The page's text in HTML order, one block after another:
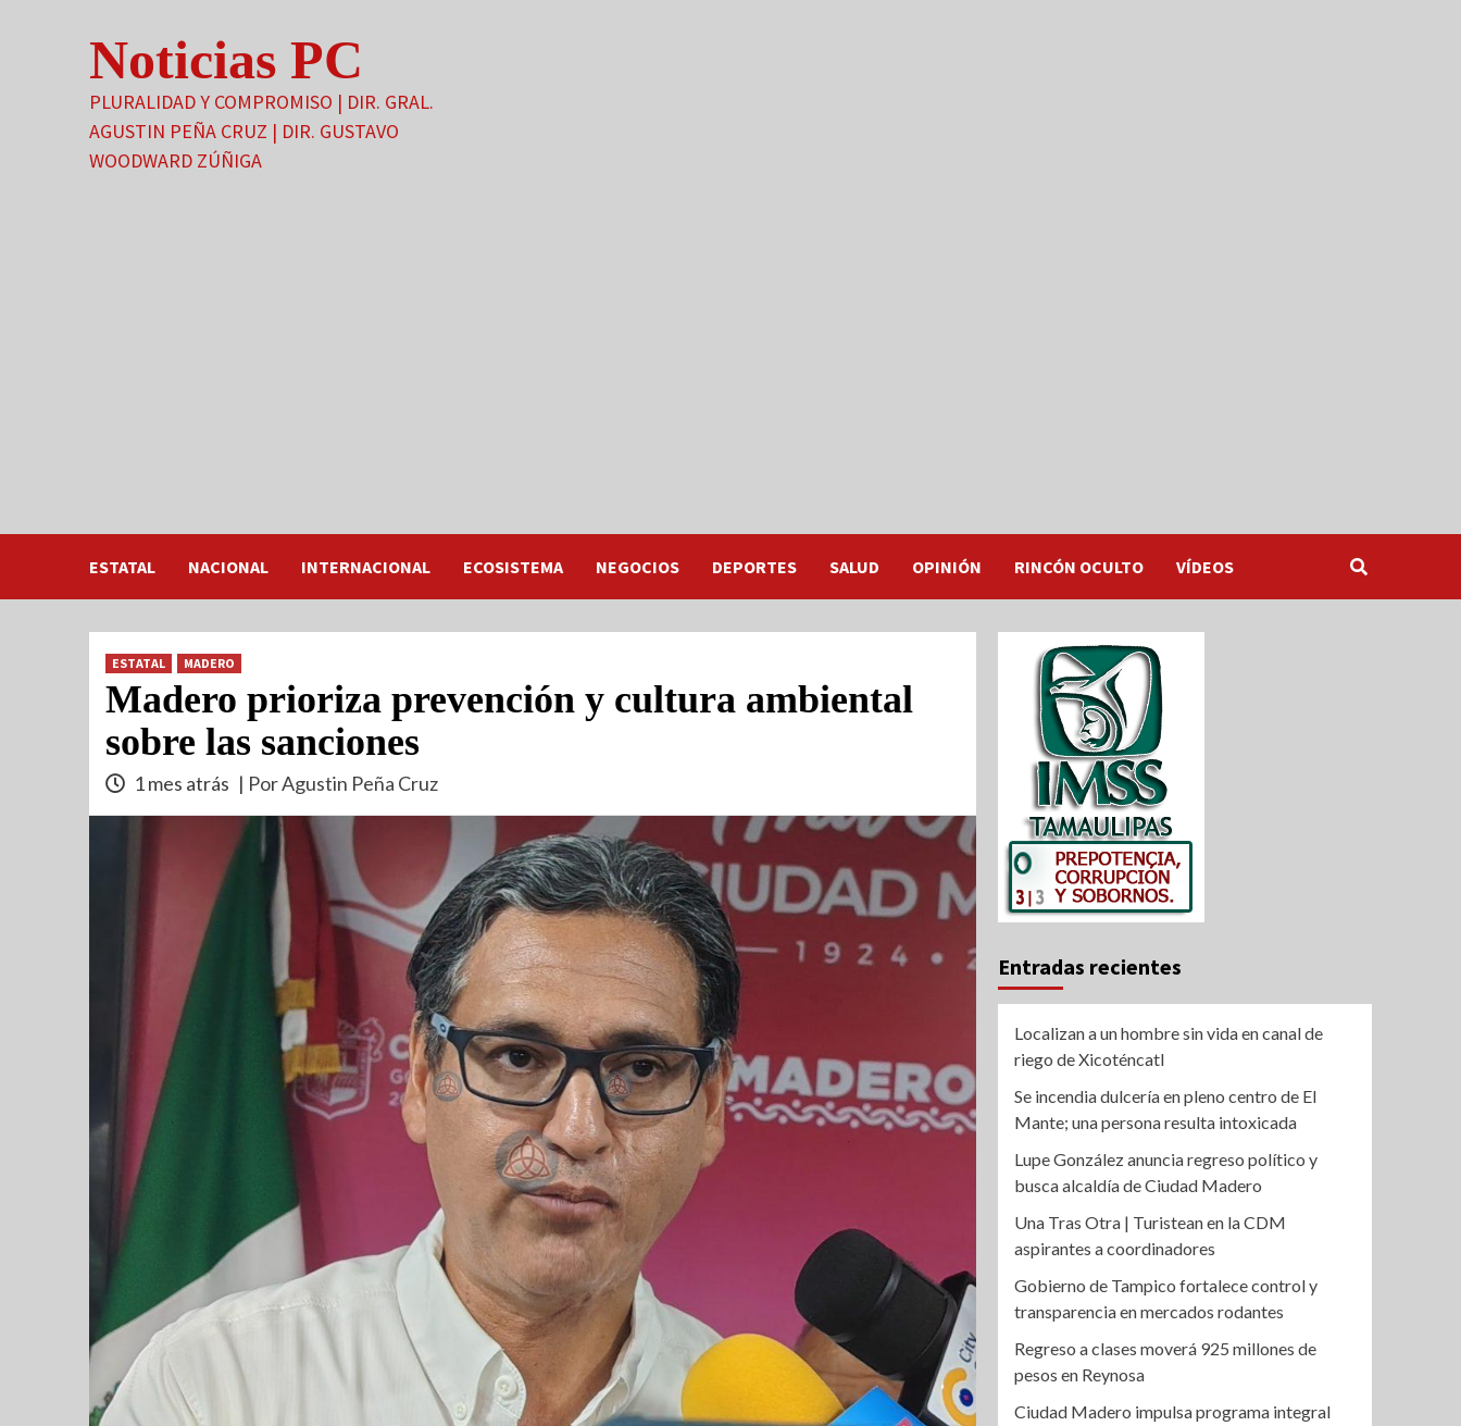
Noticias PC
PLURALIDAD Y COMPROMISO | DIR. GRAL.
AGUSTIN PEÑA CRUZ | DIR. GUSTAVO
WOODWARD ZÚÑIGA
ESTATAL NACIONAL INTERNACIONAL ECOSISTEMA NEGOCIOS DEPORTES SALUD OPINIÓN RINCÓN OCULTO VÍDEOS
ESTATAL MADERO
Madero prioriza prevención y cultura ambiental
sobre las sanciones
1 mes atrás | Por Agustin Peña Cruz
Entradas recientes
Localizan a un hombre sin vida en canal de
riego de Xicoténcatl
Se incendia dulcería en pleno centro de El
Mante; una persona resulta intoxicada
Lupe González anuncia regreso político y
busca alcaldía de Ciudad Madero
Una Tras Otra | Turistean en la CDM
aspirantes a coordinadores
Gobierno de Tampico fortalece control y
transparencia en mercados rodantes
Regreso a clases moverá 925 millones de
pesos en Reynosa
Ciudad Madero impulsa programa integral